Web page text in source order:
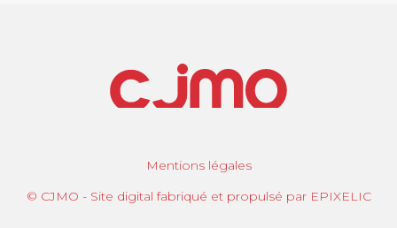
Mentions légales
© CJMO - Site digital fabriqué et propulsé par EPIXELIC